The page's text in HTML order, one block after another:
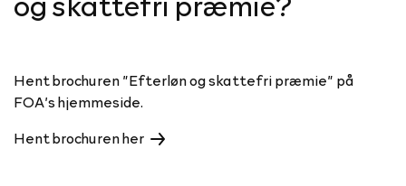
Hent brochuren ”Efterløn og skattefri præmie” på
FOA’s hjemmeside.
Hent brochuren her